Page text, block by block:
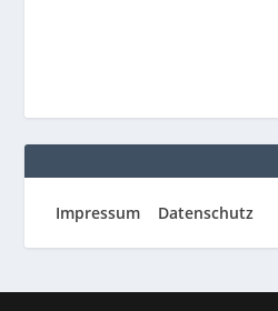
Impressum Datenschutz